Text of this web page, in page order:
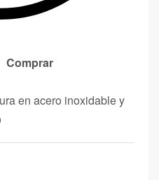
Comprar
en acero inoxidable y